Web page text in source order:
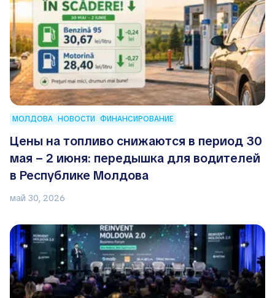
МОЛДОВА НОВОСТИ ФИНАНСИРОВАНИЕ
Цены на топливо снижаются в период 30
мая – 2 июня: передышка для водителей
в Республике Молдова
май 30, 2026